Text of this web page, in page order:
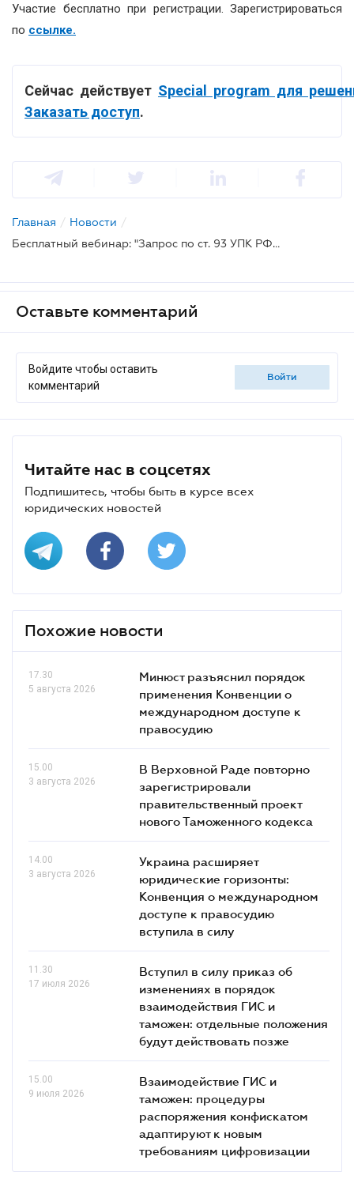
Участие бесплатно при регистрации. Зарегистрироваться
по ссылке.
Сейчас действует Special program для
Заказать доступ.
Главная / Новости /
Бесплатный вебинар: "Запрос по ст. 93 УПК РФ: как действовать по запросу следствия или прокуратуры"
Оставьте комментарий
Войдите чтобы оставить
комментарий
войти
Читайте нас в соцсетях
Подпишитесь, чтобы быть в курсе всех
юридических новостей
Похожие новости
17.30
5 августа 2026
Минюст разъяснил порядок
применения Конвенции о
международном доступе к
правосудию
15.00
3 августа 2026
В Верховной Раде повторно
зарегистрировали
правительственный проект
нового Таможенного кодекса
14.00
3 августа 2026
Украина расширяет
юридические горизонты:
Конвенция о международном
доступе к правосудию
вступила в силу
11.30
17 июля 2026
Вступил в силу приказ об
изменениях в порядок
взаимодействия ГИС и
таможен: отдельные положения
будут действовать позже
15.00
9 июля 2026
Взаимодействие ГИС и
таможен: процедуры
распоряжения конфискатом
адаптируют к новым
требованиям цифровизации